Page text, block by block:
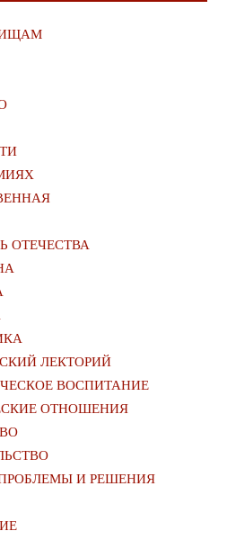
ОТЕЧЕСТВА
ЛЕКТОРИЙ
ВОСПИТАНИЕ
ОТНОШЕНИЯ
И РЕШЕНИЯ